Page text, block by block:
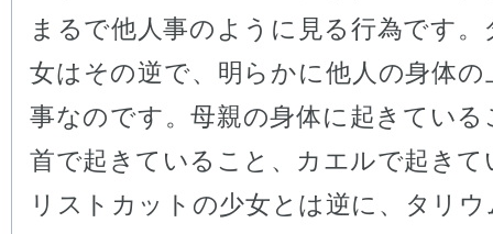
まるで他人事のように見る行為です。
女はその逆で、明らかに他人の身体の
事なのです。母親の身体に起きている
首で起きていること、カエルで起きて
リストカットの少女とは逆に、タリウ